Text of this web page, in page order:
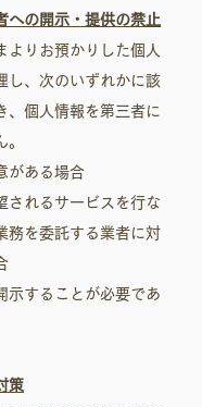
への開示・提供の禁止
よりお預かりした個人
し、次のいずれかに該
、個人情報を第三者に
がある場合
されるサービスを行な
務を委託する業者に対
示することが必要であ
策